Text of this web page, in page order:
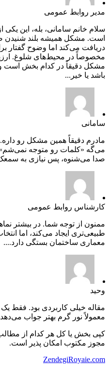
مدیر روابط عمومی
سلام خانم سامانی، بله، این یکی
است. مشکل همیشه بلند شنیدن
دریافت می‌کند اما وضوح گفتار
مخصوصاً در محیط‌های شلوغ.
مشکل دقیقاً در کدام بخش است و
باشد یا خیر...
سامانی
مادرم دقیقاً همین مشکل رو
می‌گه «کلمات رو متوجه
صدا می‌شنوه، پس نیازی به سمعک
کارشناس روابط عمومی
ممنون از توجه شما. در بیشتر
طبیعی‌تری ایجاد می‌کند، اما
معماری ساختمان بستگی دارد....
وحید
مقاله خیلی کاربردی بود. فقط
معمولاً نور گرم بهتر جواب
کپی بخش یا کل هر کدام از
مجوز مکتوب امکان پذیر است.
ZendegiRoyaie.com